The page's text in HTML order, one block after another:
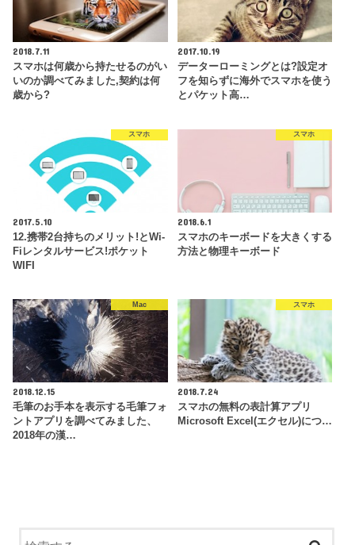
2018.7.11
スマホは何歳から持たせるのがい
いのか調べてみました,契約は何
歳から?
2017.10.19
データーローミングとは?設定オ
フを知らずに海外でスマホを使う
とパケット高…
スマホ
2017.5.10
12.携帯2台持ちのメリット!とWi-
Fiレンタルサービス!ポケット
WIFI
スマホ
2018.6.1
スマホのキーボードを大きくする
方法と物理キーボード
Mac
2018.12.15
毛筆のお手本を表示する毛筆フォ
ントアプリを調べてみました、
2018年の漢…
スマホ
2018.7.24
スマホの無料の表計算アプリ
Microsoft Excel(エクセル)につ…